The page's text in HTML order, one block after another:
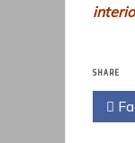
SHARE